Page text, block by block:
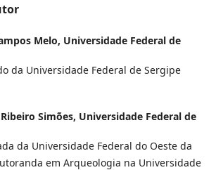
Melo, Universidade Federal de
da Universidade Federal de Sergipe
Simões, Universidade Federal de
da Universidade Federal do Oeste da
em Arqueologia na Universidade